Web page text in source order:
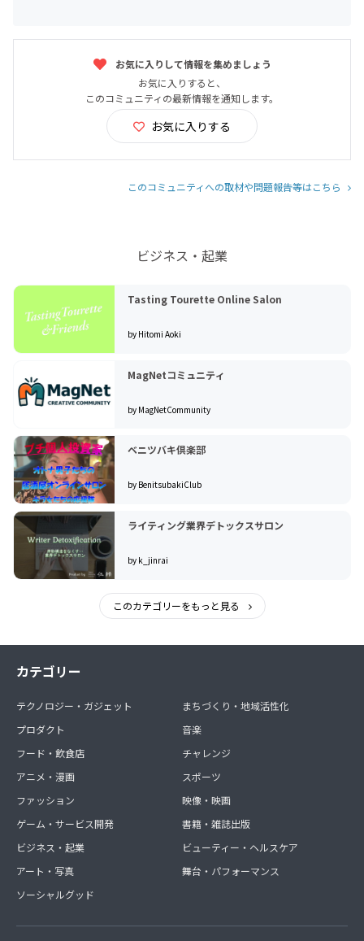
お気に入りして情報を集めましょう
お気に入りすると、
このコミュニティの最新情報を通知します。
お気に入りする
このコミュニティへの取材や問題報告等はこちら
ビジネス・起業
Tasting Tourette Online Salon
by Hitomi Aoki
MagNetコミュニティ
by MagNetCommunity
ベニツバキ倶楽部
by BenitsubakiClub
ライティング業界デトックスサロン
by k_jinrai
このカテゴリーをもっと見る
カテゴリー
テクノロジー・ガジェット
プロダクト
フード・飲食店
アニメ・漫画
ファッション
ゲーム・サービス開発
ビジネス・起業
アート・写真
ソーシャルグッド
まちづくり・地域活性化
音楽
チャレンジ
スポーツ
映像・映画
書籍・雑誌出版
ビューティー・ヘルスケア
舞台・パフォーマンス